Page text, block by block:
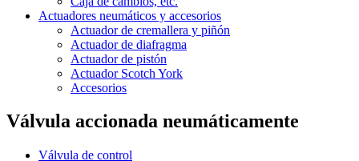
Actuadores neumáticos y accesorios
Actuador de cremallera y piñón
Actuador de diafragma
Actuador de pistón
Actuador Scotch York
Accesorios
Válvula accionada neumáticamente
Válvula de control